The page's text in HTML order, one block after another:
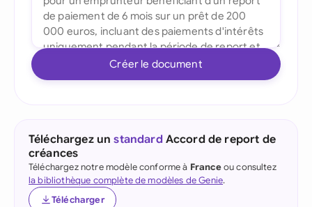
Créer le document
Téléchargez unstandardAccord de report de
créances
Téléchargez notre modèle conforme à Franceou consultez
la bibliothèque complète de modèles de Genie.
Télécharger